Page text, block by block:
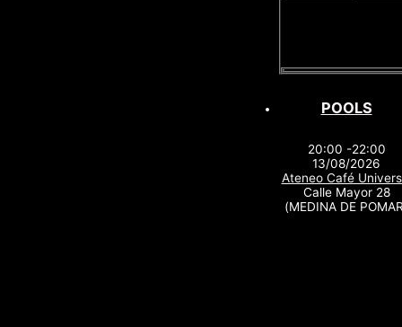
POOLS
20:00 -22:00
13/08/2026
Ateneo Café
Calle Mayor 28
(MEDINA DE